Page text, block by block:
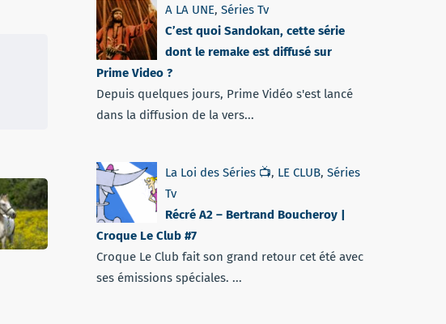
A LA UNE, Séries Tv
C’est quoi Sandokan, cette série
dont le remake est diffusé sur
Prime Video ?
Depuis quelques jours, Prime Vidéo s'est lancé
dans la diffusion de la vers...
La Loi des Séries 📺, LE CLUB, Séries
Tv
Récré A2 – Bertrand Boucheroy |
Croque Le Club #7
Croque Le Club fait son grand retour cet été avec
ses émissions spéciales. ...